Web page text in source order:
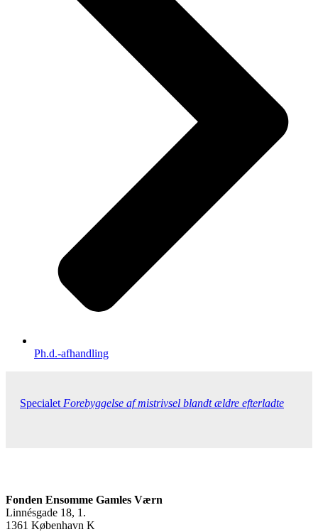
Ph.d.-afhandling
Specialet Forebyggelse af mistrivsel blandt ældre efterladte
Fonden Ensomme Gamles Værn
Linnésgade 18, 1.
1361 København K